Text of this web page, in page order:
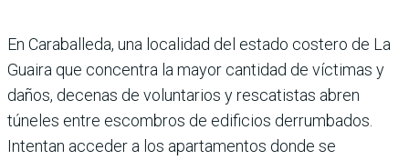
En Caraballeda, una localidad del estado costero de La
Guaira que concentra la mayor cantidad de víctimas y
daños, decenas de voluntarios y rescatistas abren
túneles entre escombros de edificios derrumbados.
Intentan acceder a los apartamentos donde se